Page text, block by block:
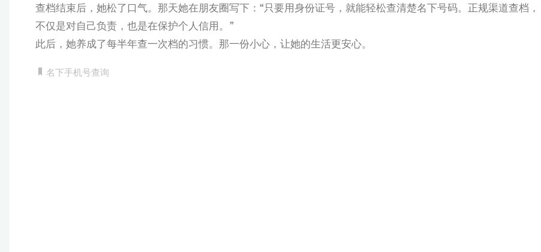
查档结束后，她松了口气。那天她在朋友圈写下：“只要用身份证号，就能轻松查清楚名下号码。正规渠道查档，
不仅是对自己负责，也是在保护个人信用。”
此后，她养成了每半年查一次档的习惯。那一份小心，让她的生活更安心。
名下手机号查询